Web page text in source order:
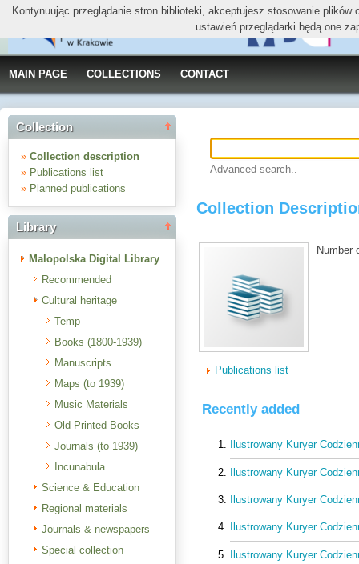
MAIN PAGE COLLECTIONS CONTACT
Collection
» Collection description
» Publications list
» Planned publications
Library
Malopolska Digital Library
Recommended
Cultural heritage
Temp
Books (1800-1939)
Manuscripts
Maps (to 1939)
Music Materials
Old Printed Books
Journals (to 1939)
Incunabula
Science & Education
Regional materials
Journals & newspapers
Special collection
Advanced search..
Collection
Number
Publications list
Recently added
Ilustrowany Kuryer
Ilustrowany Kuryer
Ilustrowany Kuryer
Ilustrowany Kuryer
Ilustrowany Kuryer
Kontynuując przeglądanie stron biblioteki, akceptujesz stosowanie
ustawień przeglądarki będą one